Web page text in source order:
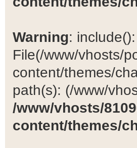
Warning:
File(/www/vhosts/
content/themes/
path(s): (/www/
/www/vhosts/
content/themes/